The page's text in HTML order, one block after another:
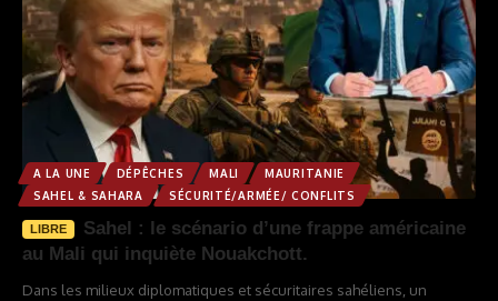
A LA UNE DÉPÊCHES MALI
MAURITANIE
SAHEL & SAHARA
SÉCURITÉ/ARMÉE/ CONFLITS
LIBRE
Sahel : le scénario d’une frappe américaine
au Mali qui inquiète Nouakchott.
Dans les milieux diplomatiques et sécuritaires sahéliens, un